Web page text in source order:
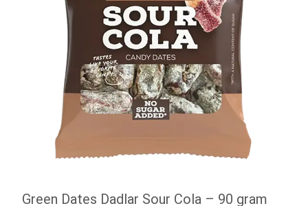
Green Dates Dadlar Sour Cola – 90 gram